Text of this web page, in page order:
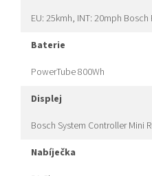
EU: 25kmh, INT: 20mph
baterie
PowerTube 800Wh
displej
Bosch System Controller Mini
nabíječka